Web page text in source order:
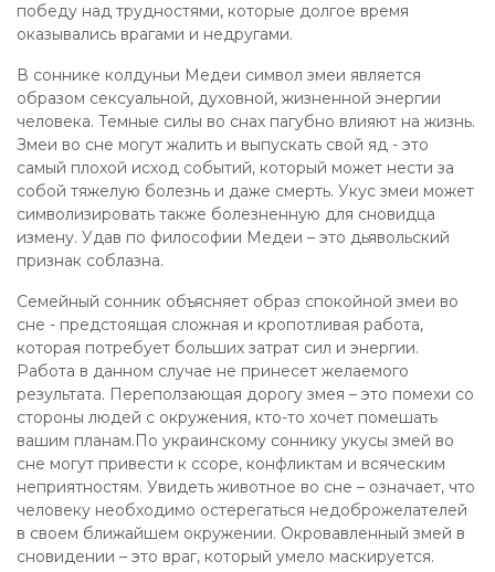
победу над трудностями, которые долгое время
оказывались врагами и недругами.
В соннике колдуньи Медеи символ змеи является
образом сексуальной, духовной, жизненной энергии
человека. Темные силы во снах пагубно влияют на жизнь.
Змеи во сне могут жалить и выпускать свой яд - это
самый плохой исход событий, который может нести за
собой тяжелую болезнь и даже смерть. Укус змеи может
символизировать также болезненную для сновидца
измену. Удав по философии Медеи – это дьявольский
признак соблазна.
Семейный сонник объясняет образ спокойной змеи во
сне - предстоящая сложная и кропотливая работа,
которая потребует больших затрат сил и энергии.
Работа в данном случае не принесет желаемого
результата. Переползающая дорогу змея – это помехи со
стороны людей с окружения, кто-то хочет помешать
вашим планам.По украинскому соннику укусы змей во
сне могут привести к ссоре, конфликтам и всяческим
неприятностям. Увидеть животное во сне – означает, что
человеку необходимо остерегаться недоброжелателей
в своем ближайшем окружении. Окровавленный змей в
сновидении – это враг, который умело маскируется.